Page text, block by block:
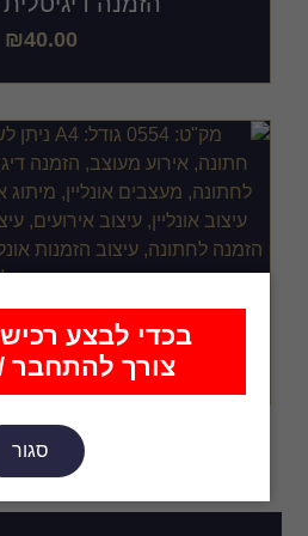
בכדי לבצע
צורך להתחבר /
סגור
₪40.00
הזמנה דיגיטלית
₪40.00